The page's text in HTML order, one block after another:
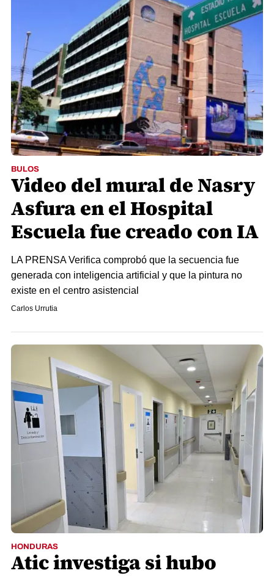
BULOS
Video del mural de Nasry
Asfura en el Hospital
Escuela fue creado con IA
LA PRENSA Verifica comprobó que la secuencia fue
generada con inteligencia artificial y que la pintura no
existe en el centro asistencial
Carlos Urrutia
HONDURAS
Atic investiga si hubo